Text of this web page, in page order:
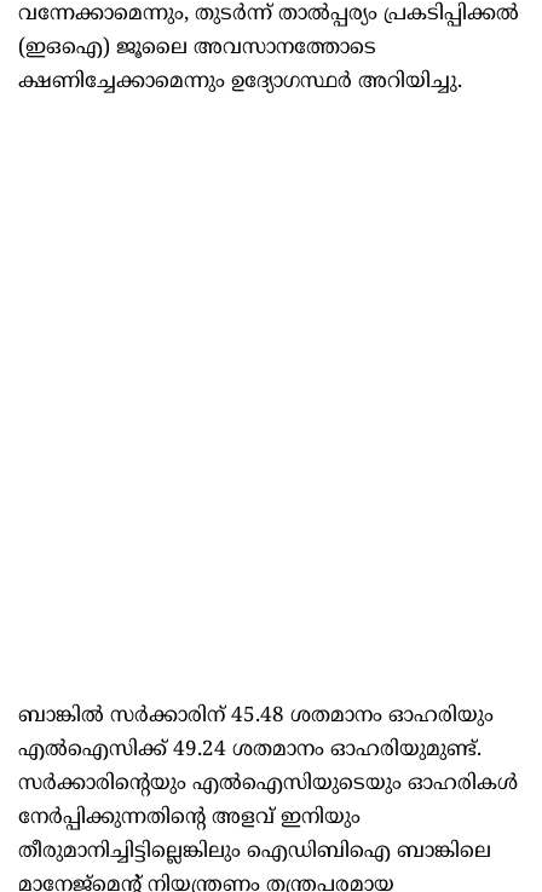
വന്നേക്കാമെന്നും, തുടർന്ന് താൽപ്പര്യം പ്രകടിപ്പിക്കൽ
(ഇഒഐ) ജൂലൈ അവസാനത്തോടെ
ക്ഷണിച്ചേക്കാമെന്നും ഉദ്യോഗസ്ഥർ അറിയിച്ചു.
ബാങ്കിൽ സർക്കാരിന് 45.48 ശതമാനം ഓഹരിയും
എൽഐസിക്ക് 49.24 ശതമാനം ഓഹരിയുമുണ്ട്.
സർക്കാരിന്റെയും എൽഐസിയുടെയും ഓഹരികൾ
നേർപ്പിക്കുന്നതിന്റെ അളവ് ഇനിയും
തീരുമാനിച്ചിട്ടില്ലെങ്കിലും ഐഡിബിഐ ബാങ്കിലെ
മാനേജ്‌മെന്റ് നിയന്ത്രണം തന്ത്രപരമായ